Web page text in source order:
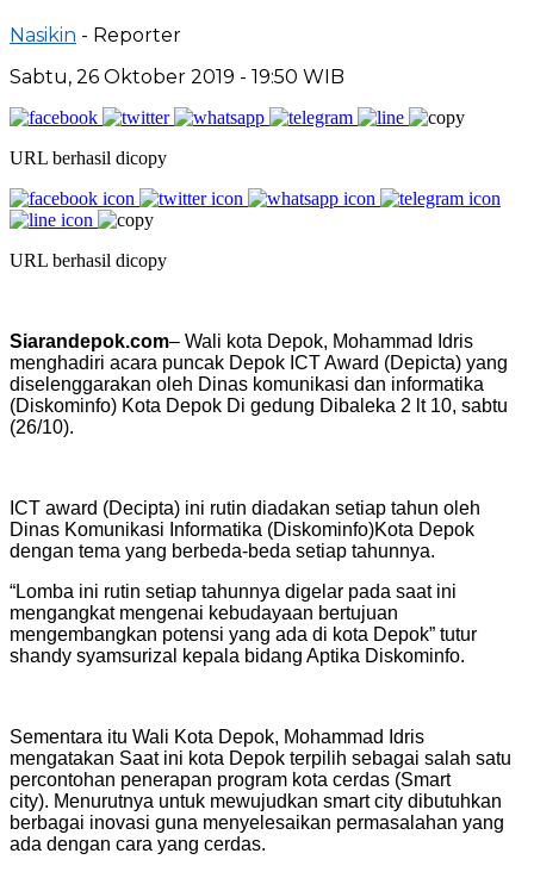
Nasikin - Reporter
Sabtu, 26 Oktober 2019 - 19:50 WIB
URL berhasil dicopy
URL berhasil dicopy
Siarandepok.com– Wali kota Depok, Mohammad Idris
menghadiri acara puncak Depok ICT Award (Depicta) yang
diselenggarakan oleh Dinas komunikasi dan informatika
(Diskominfo) Kota Depok Di gedung Dibaleka 2 lt 10, sabtu
(26/10).
ICT award (Decipta) ini rutin diadakan setiap tahun oleh
Dinas Komunikasi Informatika (Diskominfo)Kota Depok
dengan tema yang berbeda-beda setiap tahunnya.
“Lomba ini rutin setiap tahunnya digelar pada saat ini
mengangkat mengenai kebudayaan bertujuan
mengembangkan potensi yang ada di kota Depok” tutur
shandy syamsurizal kepala bidang Aptika Diskominfo.
Sementara itu Wali Kota Depok, Mohammad Idris
mengatakan Saat ini kota Depok terpilih sebagai salah satu
percontohan penerapan program kota cerdas (Smart
city). Menurutnya untuk mewujudkan smart city dibutuhkan
berbagai inovasi guna menyelesaikan permasalahan yang
ada dengan cara yang cerdas.